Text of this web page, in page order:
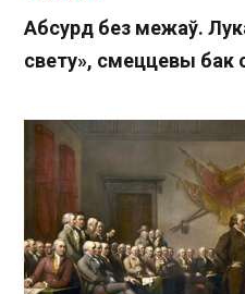
Абсурд без межаў.
свету», смеццевы бак